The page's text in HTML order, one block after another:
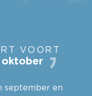
VOORT
oktober
september en